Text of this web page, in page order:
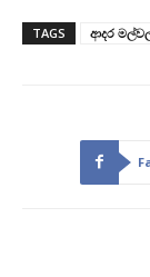
TAGS ආදර